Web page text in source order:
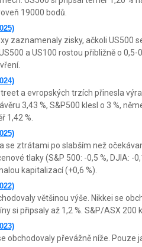
19000 bodů.
zaznamenaly zisky, ačkoli US500
a US100 rostou přibližně o 0,5-
a evropských trzích přinesla
3,43 %, S&P500 klesl o 3 %,
1,42 %.
se ztrátami po slabším než
tlaky (S&P 500: -0,5 %, DJIA: -
kapitalizací (+0,6 %).
většinou výše. Nikkei se
si připsaly až 1,2 %. S&P/ASX 200
obchodovaly převážně níže. Pouze